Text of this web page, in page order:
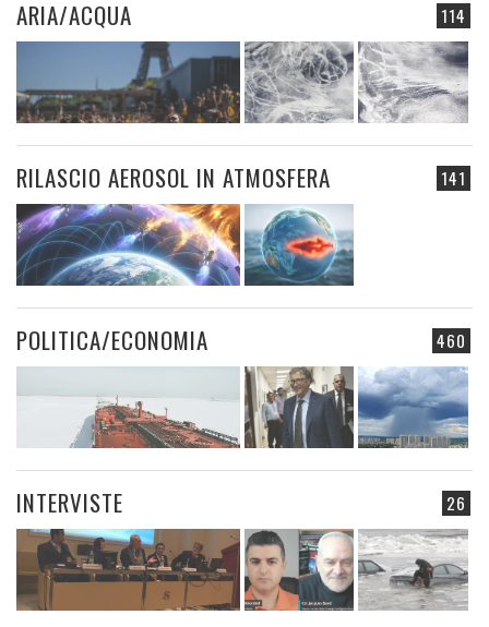
114
ARIA/ACQUA
141
RILASCIO AEROSOL IN ATMOSFERA
460
POLITICA/ECONOMIA
26
INTERVISTE